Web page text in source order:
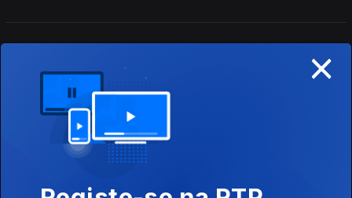
exposição antológica de Alberto Carneiro.
Diálogos, de Miguel Castro Caldas, no Teatro
×